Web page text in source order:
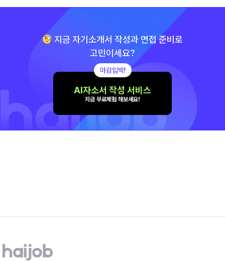
지금 자기소개서 작성과 면접 준비로
고민이세요?
마감입박!
AI자소서 작성 서비스
지금 무료체험 해보세요!